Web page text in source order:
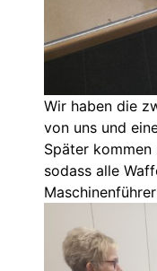
Wir haben die
von uns und
Später kommen
sodass alle